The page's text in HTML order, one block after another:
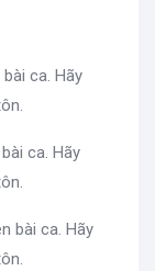
ca. Hãy
ca. Hãy
bài ca. Hãy